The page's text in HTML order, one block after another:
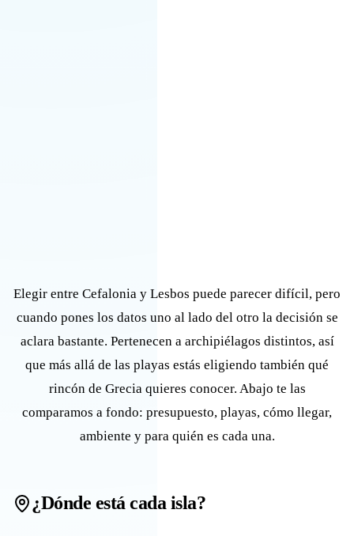
Elegir entre Cefalonia y Lesbos puede parecer difícil, pero
cuando pones los datos uno al lado del otro la decisión se
aclara bastante. Pertenecen a archipiélagos distintos, así
que más allá de las playas estás eligiendo también qué
rincón de Grecia quieres conocer. Abajo te las
comparamos a fondo: presupuesto, playas, cómo llegar,
ambiente y para quién es cada una.
¿Dónde está cada isla?